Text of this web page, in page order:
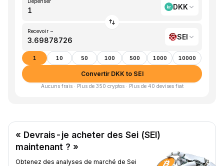
DKK
Recevoir ~
SEI
1 10 50 100 500 1000 10000
Convertir DKK to SEI
Aucuns frais · Plus de 350 cryptos · Plus de 40 devises fiat
« Devrais-je acheter des Sei (SEI)
maintenant ? »
Obtenez des analyses de marché de Sei